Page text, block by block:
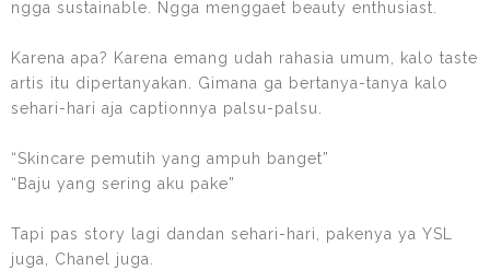
ngga sustainable. Ngga menggaet beauty enthusiast.
Karena apa? Karena emang udah rahasia umum, kalo taste
artis itu dipertanyakan. Gimana ga bertanya-tanya kalo
sehari-hari aja captionnya palsu-palsu.
“Skincare pemutih yang ampuh banget”
“Baju yang sering aku pake”
Tapi pas story lagi dandan sehari-hari, pakenya ya YSL
juga, Chanel juga.